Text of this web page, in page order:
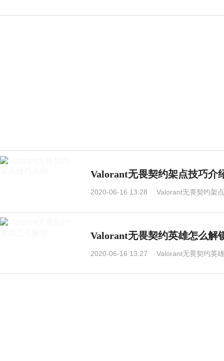
Valorant无畏契约架点技巧介
2020-06-16 13:28 Valorant无畏契约架
Valorant无畏契约英雄怎么解
2020-06-16 13:27 Valorant无畏契约英